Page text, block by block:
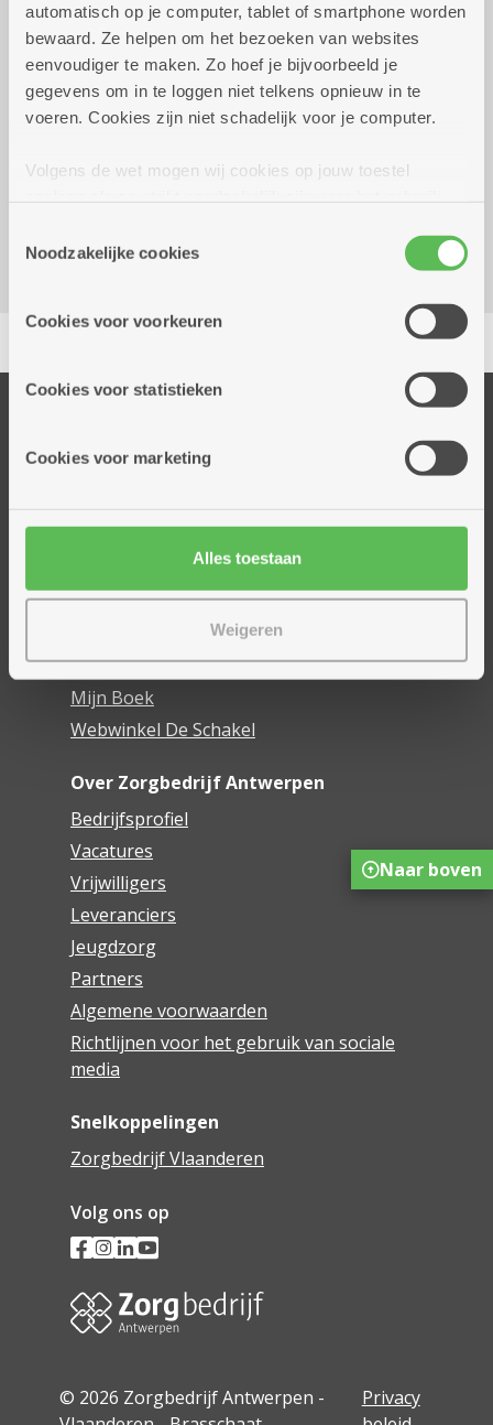
automatisch op je computer, tablet of smartphone worden
bewaard. Ze helpen om het bezoeken van websites
eenvoudiger te maken. Zo hoef je bijvoorbeeld je
gegevens om in te loggen niet telkens opnieuw in te
voeren. Cookies zijn niet schadelijk voor je computer.
Volgens de wet mogen wij cookies op jouw toestel
cookies hebben we jouw toestemming nodig. Sommige
cookies worden geplaatst door derde partijen die een
informatie over jouw (geanonimiseerd) gebruik van onze
partners kunnen deze gegevens combineren met andere
Noodzakelijke cookies
Cookies voor voorkeuren
Cookies voor statistieken
Cookies voor marketing
Alles toestaan
Weigeren
donderdag 1 oktober
2026
14.00 uur tot 16.00
uur
1 euro per lot
2600 Berchem
Delen
Thuisdiensten
Assistentiewoningen
Mijn Zorgbedrijf
Onze innovaties
Mijn Boek
Webwinkel De Schakel
Over Zorgbedrijf Antwerpen
Bedrijfsprofiel
Vacatures
Vrijwilligers
Leveranciers
Jeugdzorg
Partners
Algemene voorwaarden
Richtlijnen voor het gebruik van sociale
media
Snelkoppelingen
Zorgbedrijf Vlaanderen
Volg ons op
© 2026 Zorgbedrijf Antwerpen -
Privacy
Naar boven